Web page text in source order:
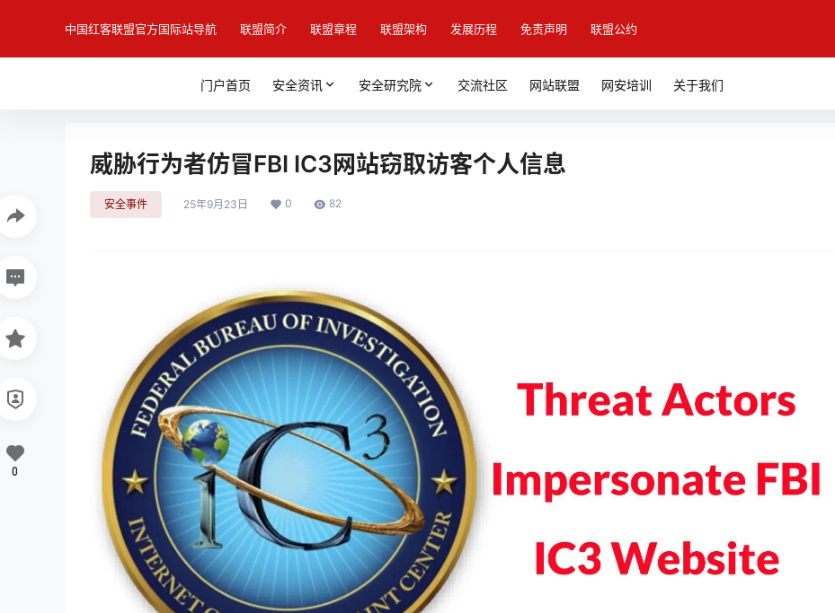
中国红客联盟官方国际站导航 联盟简介 联盟章程 联盟架构 发展历程 免责声明 联盟公约
门户首页 安全资讯 安全研究院 交流社区 网站联盟 网安培训 关于我们
威胁行为者仿冒FBI IC3网站窃取访客个人信息
安全事件 25年9月23日 0 82
0